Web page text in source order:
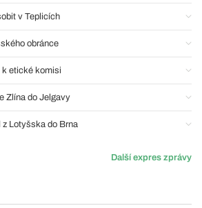
v Teplicích
obránce
k etické komisi
Zlína do Jelgavy
z Lotyšska do Brna
Další expres zprávy